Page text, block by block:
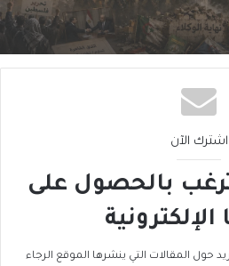
اشترك الآن
بالحصول على
الإلكترونية
حول المقالات التي ينشرها الموقع الرجاء